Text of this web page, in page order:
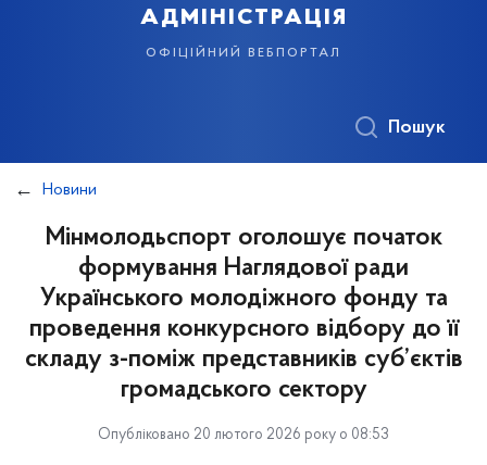
адміністрація
офіційний вебпортал
Пошук
Новини
Мінмолодьспорт оголошує початок
формування Наглядової ради
Українського молодіжного фонду та
проведення конкурсного відбору до її
складу з-поміж представників суб’єктів
громадського сектору
Опубліковано 20 лютого 2026 року о 08:53